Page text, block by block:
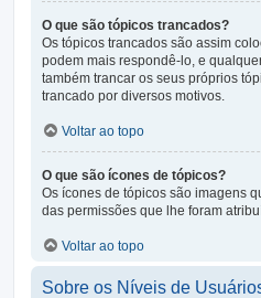
O que são tópicos trancados?
Os tópicos trancados são assim
podem mais respondê-lo, e
também trancar os seus próprios
trancado por diversos motivos.
Voltar ao topo
O que são ícones de tópicos?
Os ícones de tópicos são imagens
das permissões que lhe foram
Voltar ao topo
Sobre os Níveis de